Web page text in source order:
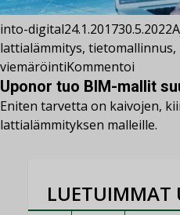
into-digital24.1.201730.5.2022
lattialämmitys, tietomallinnus,
viemäröintiKommentoi
Uponor tuo BIM-mallit
Eniten tarvetta on kaivojen,
lattialämmityksen malleille.
LUETUIMMAT